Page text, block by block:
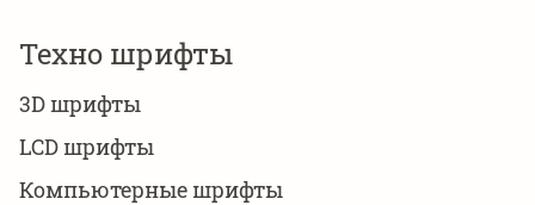
Техно шрифты
3D шрифты
LCD шрифты
Компьютерные шрифты